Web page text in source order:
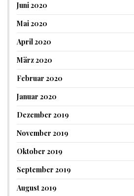
Juni 2020
Mai 2020
April 2020
März 2020
Februar 2020
Januar 2020
Dezember 2019
November 2019
Oktober 2019
September 2019
August 2019